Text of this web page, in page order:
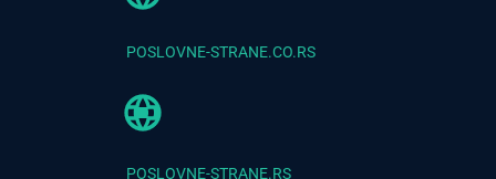
POSLOVNE-STRANE.CO.RS
POSLOVNE-STRANE.RS